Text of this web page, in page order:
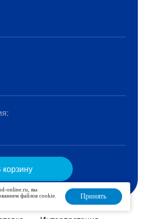
корзину
online.ru, вы
файлов cookie.
Принять